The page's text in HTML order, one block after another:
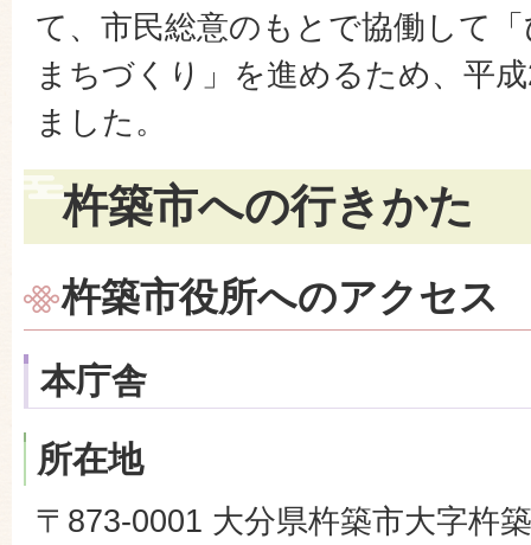
て、市民総意のもとで協働して
まちづくり」を進めるため、平
ました。
杵築市への行きかた
杵築市役所へのアクセス
本庁舎
所在地
〒873-0001 大分県杵築市大字杵